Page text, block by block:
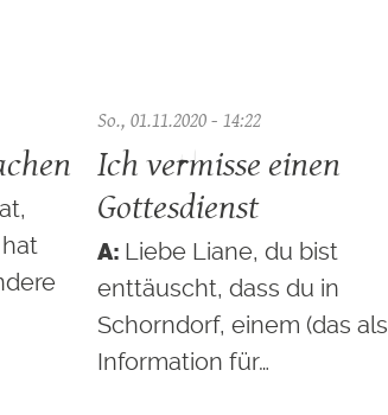
So., 01.11.2020 - 14:22
Ich vermisse einen
Gottesdienst
Liebe Liane, du bist
enttäuscht, dass du in
Schorndorf, einem (das als
Information für…